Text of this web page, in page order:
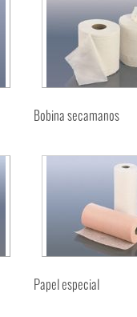
Bobina secamanos
Papel especial